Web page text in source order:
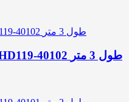
کابل HDMI 4K یوگرین مدل HD119-40102 طول 3 متر